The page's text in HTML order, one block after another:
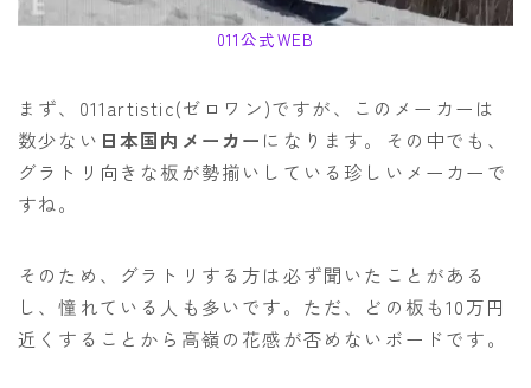
ゴーグル
DICE
DRAGON
OAKLEY
SMITH
011公式WEB
まず、011artistic(ゼロワン)ですが、このメーカーは
数少ない 日本国内メーカー になります。その中でも、
グラトリ向きな板が勢揃いしている珍しいメーカーで
すね。
そのため、グラトリする方は必ず聞いたことがある
し、憧れている人も多いです。ただ、どの板も10万円
近くすることから高嶺の花感が否めないボードです。